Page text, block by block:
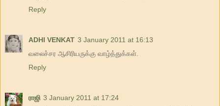
Reply
ADHI VENKAT 3 January 2011 at 16:13
வலைச்சர ஆசிரியருக்கு வாழ்த்துக்கள்.
Reply
ராஜி 3 January 2011 at 17:24